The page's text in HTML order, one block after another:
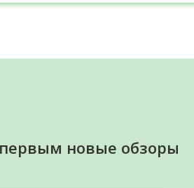
новые обзоры